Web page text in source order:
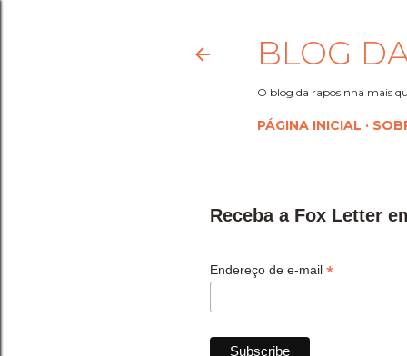
BLOG
O blog da raposinha mais
PÁGINA INICIAL
Receba a Fox Letter
Endereço de e-mail *